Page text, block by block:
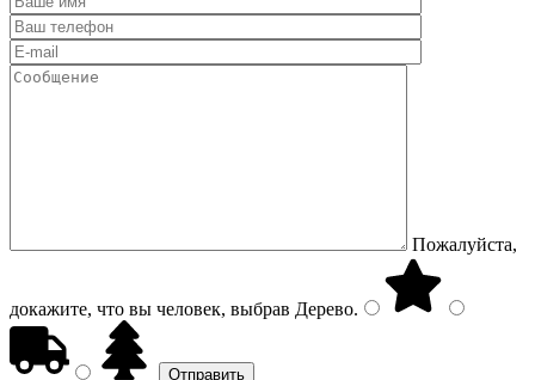
Пожалуйста,
докажите, что вы человек, выбрав Дерево.